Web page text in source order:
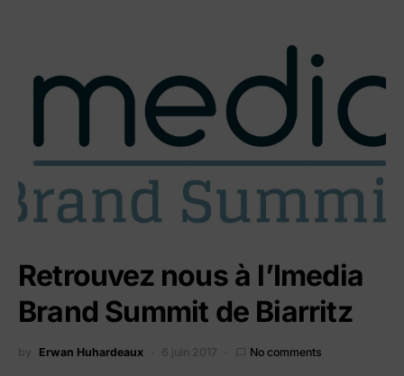
Retrouvez nous à l’Imedia
Brand Summit de Biarritz
by Erwan Huhardeaux 6 juin 2017 No comments